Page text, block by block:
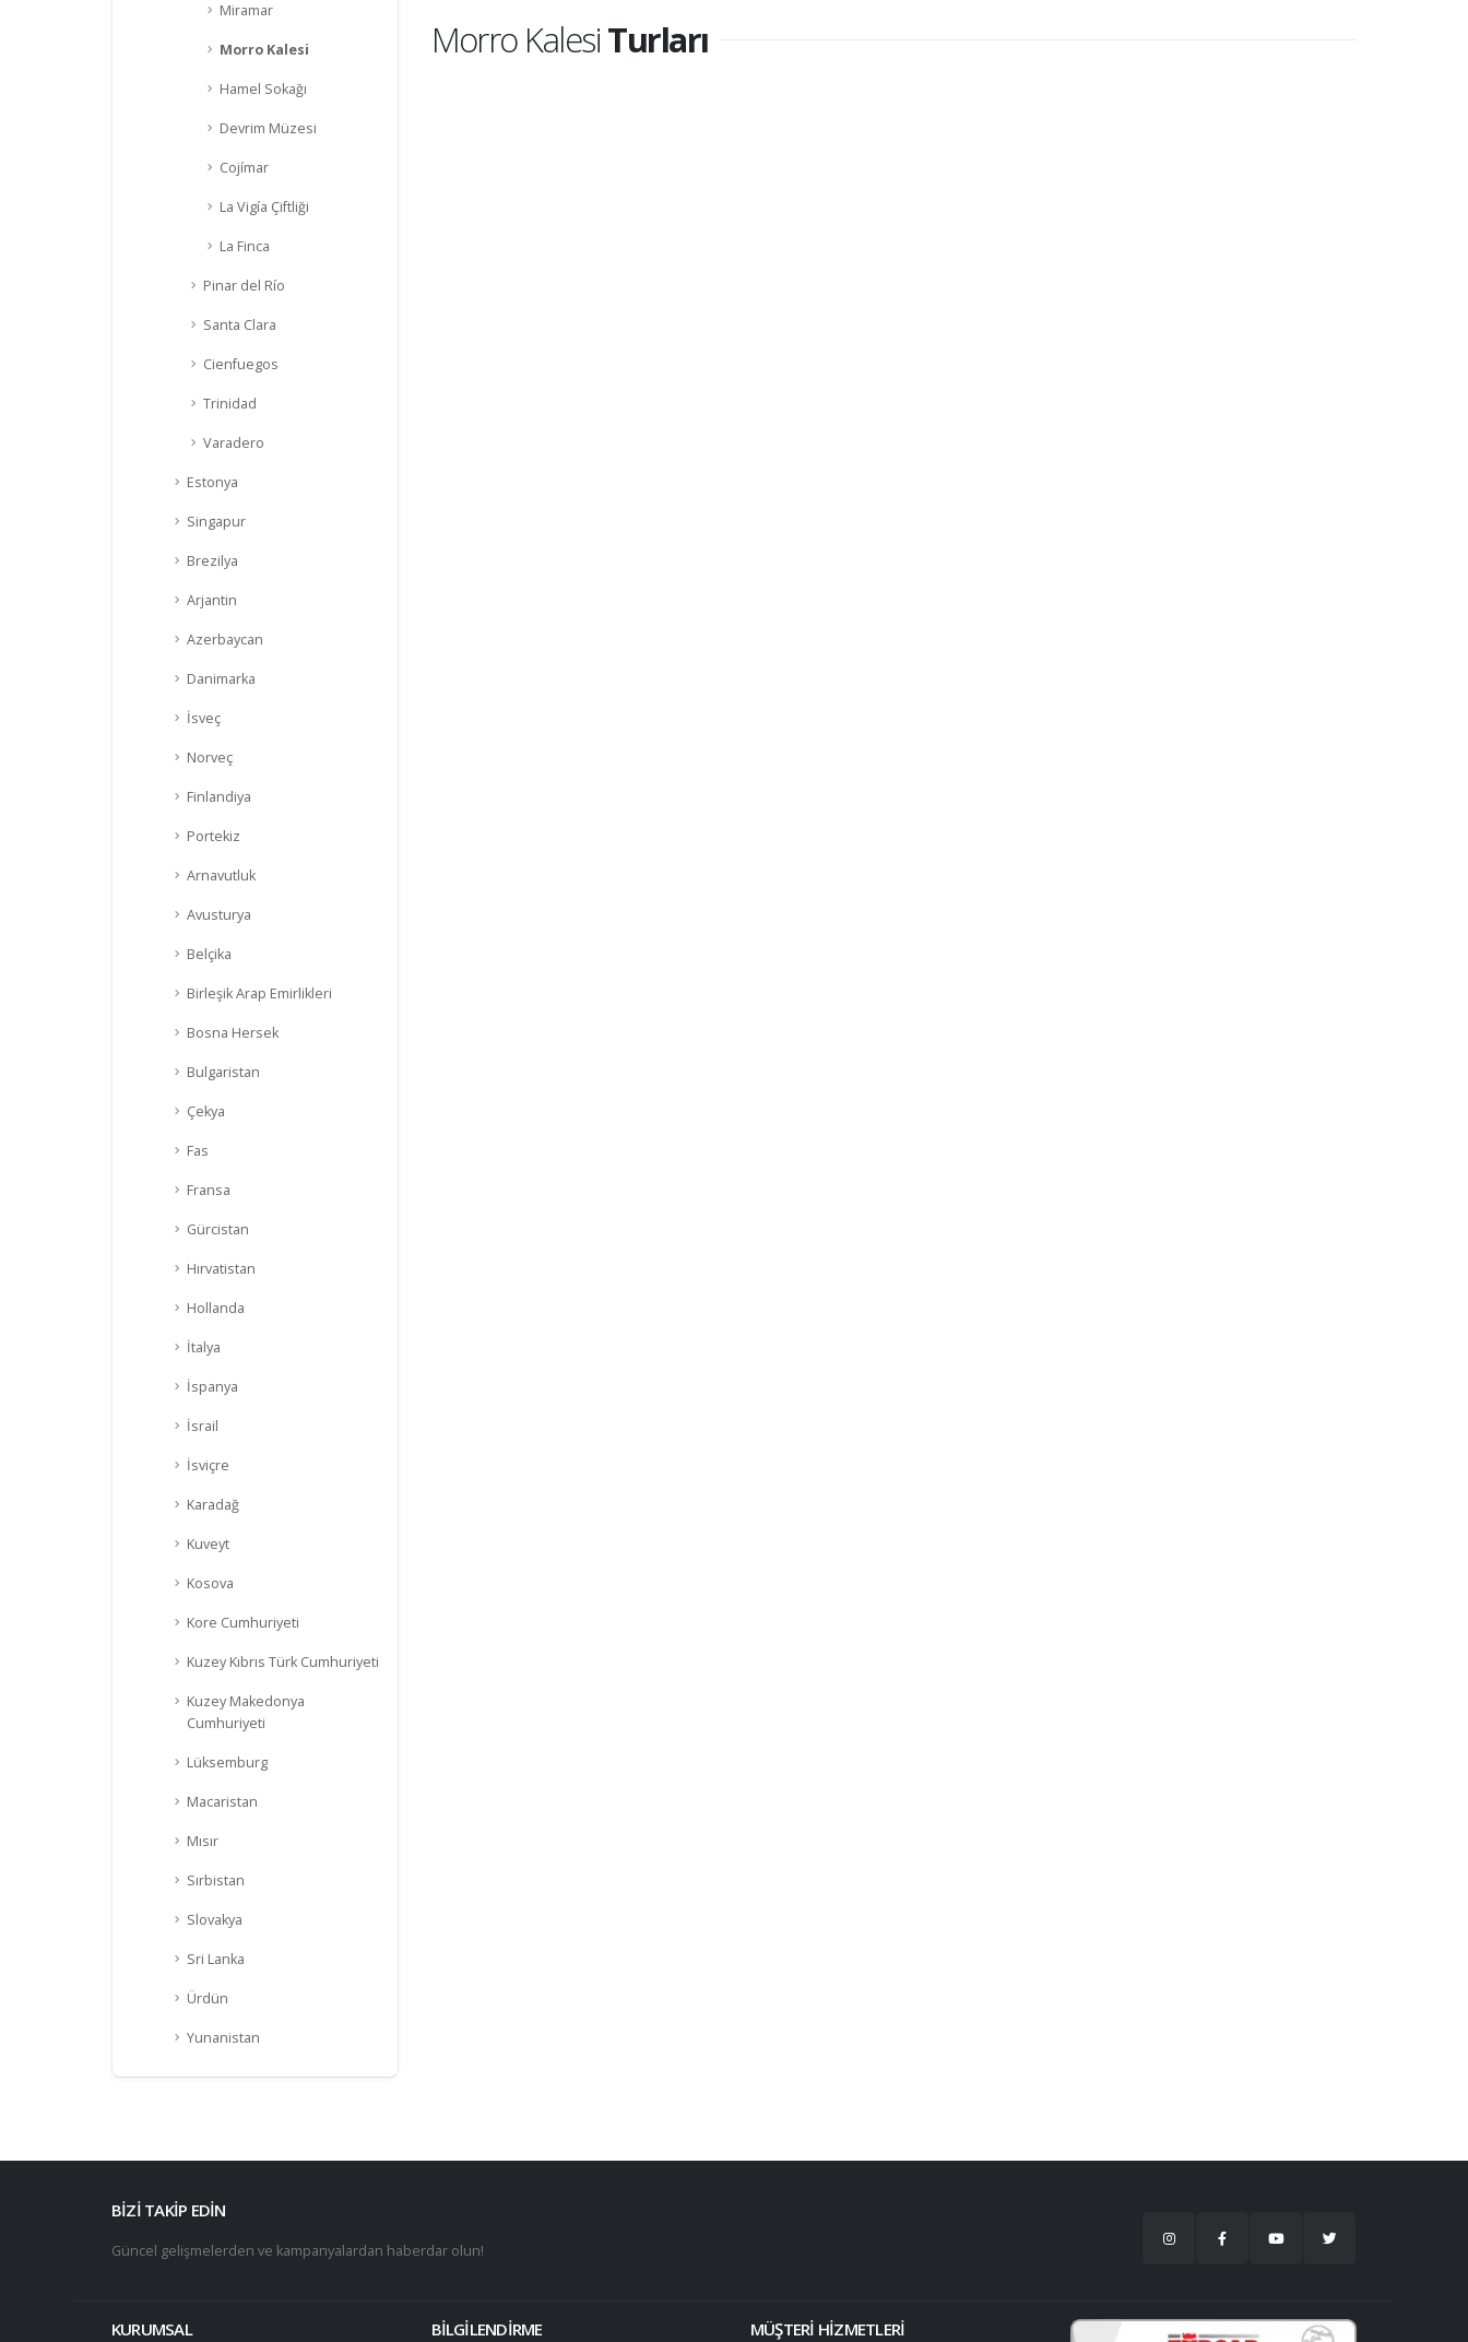
Miramar
Morro Kalesi
Hamel Sokağı
Devrim Müzesi
Cojímar
La Vigía Çiftliği
La Finca
Pinar del Río
Santa Clara
Cienfuegos
Trinidad
Varadero
Estonya
Singapur
Brezilya
Arjantin
Azerbaycan
Danimarka
İsveç
Norveç
Finlandiya
Portekiz
Arnavutluk
Avusturya
Belçika
Birleşik Arap Emirlikleri
Bosna Hersek
Bulgaristan
Çekya
Fas
Fransa
Gürcistan
Hırvatistan
Hollanda
İtalya
İspanya
İsrail
İsviçre
Karadağ
Kuveyt
Kosova
Kore Cumhuriyeti
Kuzey Kıbrıs Türk Cumhuriyeti
Kuzey Makedonya
Cumhuriyeti
Lüksemburg
Macaristan
Mısır
Sırbistan
Slovakya
Sri Lanka
Ürdün
Yunanistan
Morro KalesiTurları
BİZİ TAKİP EDİN
Güncel gelişmelerden ve kampanyalardan haberdar olun!
KURUMSAL BİLGİLENDİRME MÜŞTERİ HİZMETLERİ